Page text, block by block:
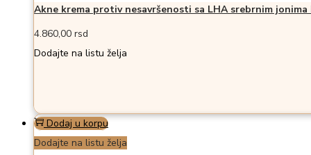
Akne krema protiv nesavršenosti sa LHA srebrnim jonima
4.860,00 rsd
Dodajte na listu želja
Dodaj u korpu
Dodajte na listu želja